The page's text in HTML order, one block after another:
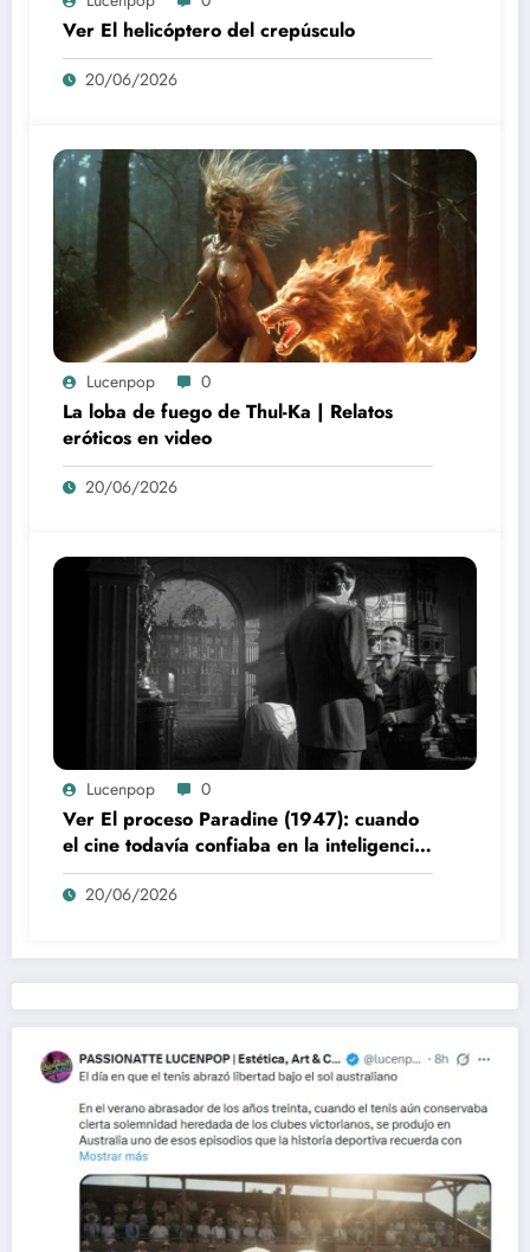
Ver El helicóptero del crepúsculo
20/06/2026
Lucenpop 0
La loba de fuego de Thul-Ka | Relatos
eróticos en video
20/06/2026
Lucenpop 0
Ver El proceso Paradine (1947): cuando
el cine todavía confiaba en la inteligencia
del espectador
20/06/2026